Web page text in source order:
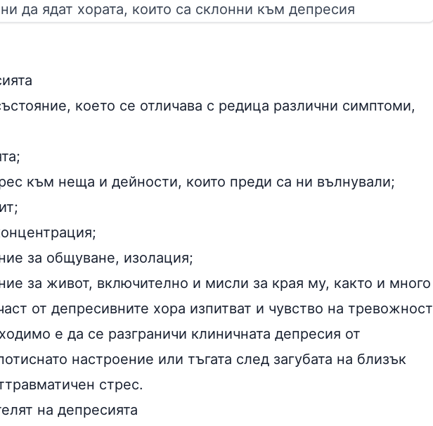
да ядат хората, които са склонни към депресия
което се отличава с редица различни симптоми,
към неща и дейности, които преди са ни вълнували;
за общуване, изолация;
за живот, включително и мисли за края му, както и много
от депресивните хора изпитват и чувство на тревожност
е да се разграничи клиничната депресия от
настроение или тъгата след загубата на близък
стрес.
на депресията